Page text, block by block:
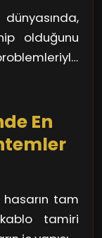
Bu
etkili bir
yol
çalıştığı,
getiren
tespit edip,
kaliteli
olduğunu
gelebiliriz.
günlük
en iyi tamir
var!
En
hasarın tam
tamiri